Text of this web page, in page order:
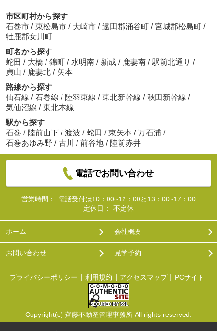
市区町村から探す
石巻市 / 東松島市 / 大崎市 / 遠田郡涌谷町 / 宮城郡松島町 /
牡鹿郡女川町
町名から探す
蛇田 / 大橋 / 錦町 / 水明南 / 新成 / 鹿妻南 / 駅前北通り /
貞山 / 鹿妻北 / 矢本
路線から探す
仙石線 / 石巻線 / 陸羽東線 / 東北新幹線 / 秋田新幹線 /
気仙沼線 / 東北本線
駅から探す
石巻 / 陸前山下 / 渡波 / 蛇田 / 東矢本 / 万石浦 /
石巻あゆみ野 / 古川 / 前谷地 / 陸前赤井
電話でお問い合わせ
営業時間：
電話受付は10：00~12：00と13：00~17：00
定休日：
不定休
ホーム 会社概要
お問い合わせ 見学予約
プライバシーポリシー 利用規約 アクセスマップ PCサイト
Copyright(c) 齊藤不動産管理事務所 All rights reserved.